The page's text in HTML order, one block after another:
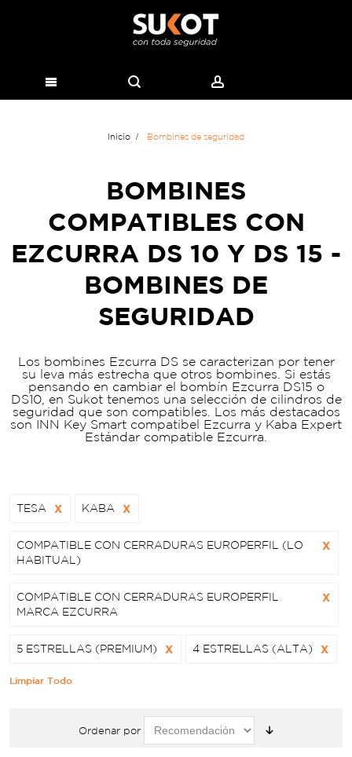
Inicio Bombines de seguridad
BOMBINES
COMPATIBLES CON
EZCURRA DS 10 Y DS 15 -
BOMBINES DE
SEGURIDAD
Los bombines Ezcurra DS se caracterizan por tener
su leva más estrecha que otros bombines. Si estás
pensando en cambiar el bombín Ezcurra DS15 o
DS10, en Sukot tenemos una selección de cilindros de
seguridad que son compatibles. Los más destacados
son INN Key Smart compatibel Ezcurra y Kaba Expert
Estándar compatible Ezcurra.
TESA X KABA X
COMPATIBLE CON CERRADURAS EUROPERFIL (LO
HABITUAL)
X
COMPATIBLE CON CERRADURAS EUROPERFIL
MARCA EZCURRA
X
5 ESTRELLAS (PREMIUM) X 4 ESTRELLAS (ALTA) X
Limpiar Todo
Ordenar por